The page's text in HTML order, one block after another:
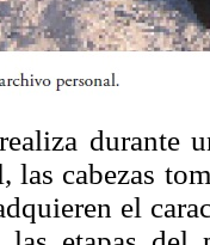
durante
las cabezas
el